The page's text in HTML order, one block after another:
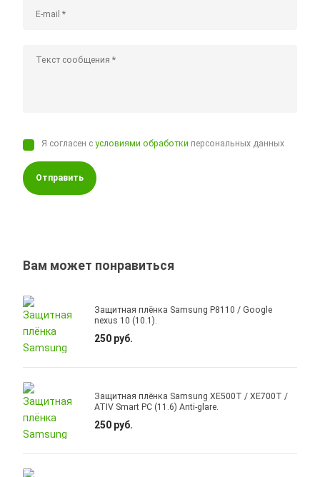
Я согласен сусловиями обработки персональных данных
Отправить
Вам может понравиться
Защитная плёнка Samsung P8110 / Google
nexus 10 (10.1).
250 руб.
Защитная плёнка Samsung XE500T / XE700T /
ATIV Smart PC (11.6) Anti-glare.
250 руб.